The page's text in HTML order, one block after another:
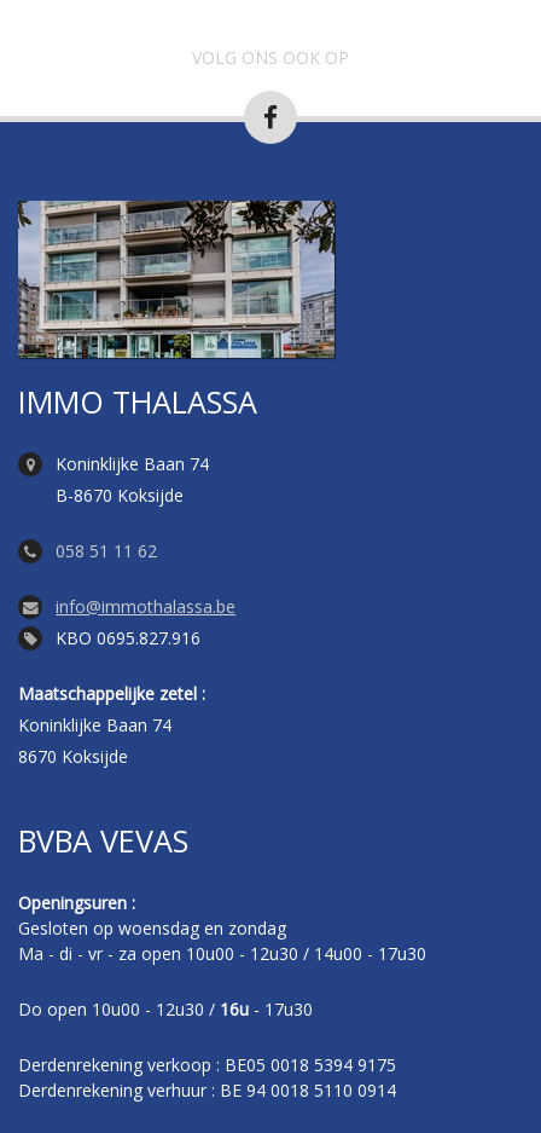
VOLG ONS OOK OP
IMMO THALASSA
Koninklijke Baan 74
B-8670 Koksijde
058 51 11 62
info@immothalassa.be
KBO 0695.827.916
Maatschappelijke zetel :
Koninklijke Baan 74
8670 Koksijde
BVBA VEVAS
Openingsuren :
Gesloten op woensdag en zondag
Ma - di - vr - za open 10u00 - 12u30 / 14u00 - 17u30
Do open 10u00 - 12u30 / 16u - 17u30
Derdenrekening verkoop : BE05 0018 5394 9175
Derdenrekening verhuur : BE 94 0018 5110 0914